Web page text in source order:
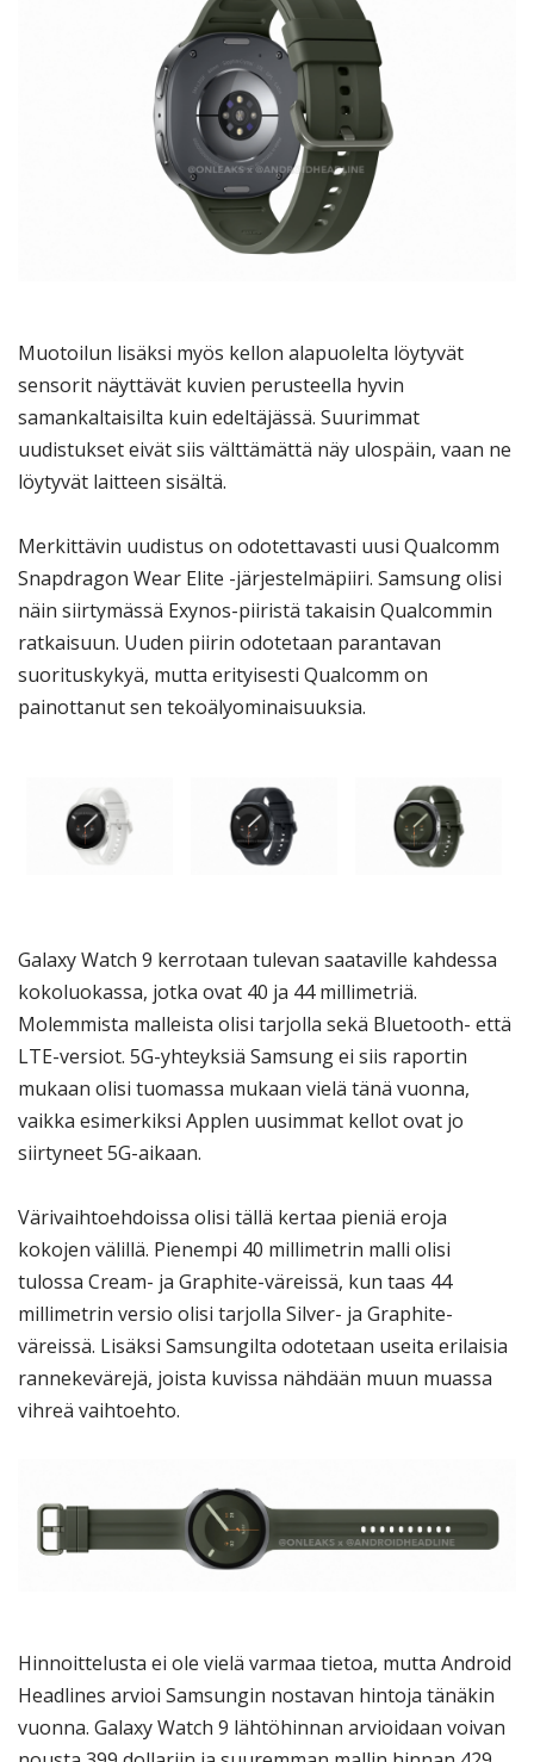
Muotoilun lisäksi myös kellon alapuolelta löytyvät
sensorit näyttävät kuvien perusteella hyvin
samankaltaisilta kuin edeltäjässä. Suurimmat
uudistukset eivät siis välttämättä näy ulospäin, vaan ne
löytyvät laitteen sisältä.
Merkittävin uudistus on odotettavasti uusi Qualcomm
Snapdragon Wear Elite -järjestelmäpiiri. Samsung olisi
näin siirtymässä Exynos-piiristä takaisin Qualcommin
ratkaisuun. Uuden piirin odotetaan parantavan
suorituskykyä, mutta erityisesti Qualcomm on
painottanut sen tekoälyominaisuuksia.
Galaxy Watch 9 kerrotaan tulevan saataville kahdessa
kokoluokassa, jotka ovat 40 ja 44 millimetriä.
Molemmista malleista olisi tarjolla sekä Bluetooth- että
LTE-versiot. 5G-yhteyksiä Samsung ei siis raportin
mukaan olisi tuomassa mukaan vielä tänä vuonna,
vaikka esimerkiksi Applen uusimmat kellot ovat jo
siirtyneet 5G-aikaan.
Värivaihtoehdoissa olisi tällä kertaa pieniä eroja
kokojen välillä. Pienempi 40 millimetrin malli olisi
tulossa Cream- ja Graphite-väreissä, kun taas 44
millimetrin versio olisi tarjolla Silver- ja Graphite-
väreissä. Lisäksi Samsungilta odotetaan useita erilaisia
rannekevärejä, joista kuvissa nähdään muun muassa
vihreä vaihtoehto.
Hinnoittelusta ei ole vielä varmaa tietoa, mutta Android
Headlines arvioi Samsungin nostavan hintoja tänäkin
vuonna. Galaxy Watch 9 lähtöhinnan arvioidaan voivan